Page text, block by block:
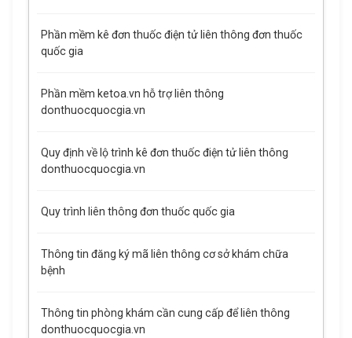
Phần mềm kê đơn thuốc điện tử liên thông đơn thuốc
quốc gia
Phần mềm ketoa.vn hỗ trợ liên thông
donthuocquocgia.vn
Quy định về lộ trình kê đơn thuốc điện tử liên thông
donthuocquocgia.vn
Quy trình liên thông đơn thuốc quốc gia
Thông tin đăng ký mã liên thông cơ sở khám chữa
bệnh
Thông tin phòng khám cần cung cấp để liên thông
donthuocquocgia.vn